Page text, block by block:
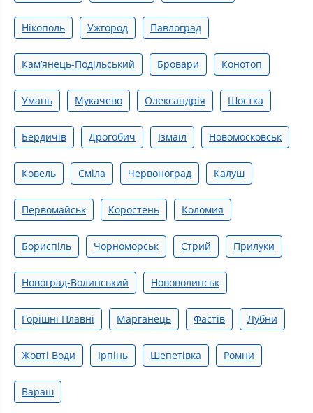
Нікополь Ужгород Павлоград
Кам’янець-Подільський Бровари Конотоп
Умань Мукачево Олександрія Шостка
Бердичів Дрогобич Ізмаїл Новомосковськ
Ковель Сміла Червоноград Калуш
Первомайськ Коростень Коломия
Бориспіль Чорноморськ Стрий Прилуки
Новоград-Волинський Нововолинськ
Горішні Плавні Марганець Фастів Лубни
Жовті Води Ірпінь Шепетівка Ромни
Вараш